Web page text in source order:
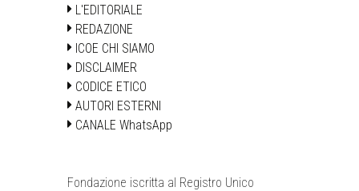
L'EDITORIALE
REDAZIONE
ICOE CHI SIAMO
DISCLAIMER
CODICE ETICO
AUTORI ESTERNI
CANALE WhatsApp
Fondazione iscritta al Registro Unico